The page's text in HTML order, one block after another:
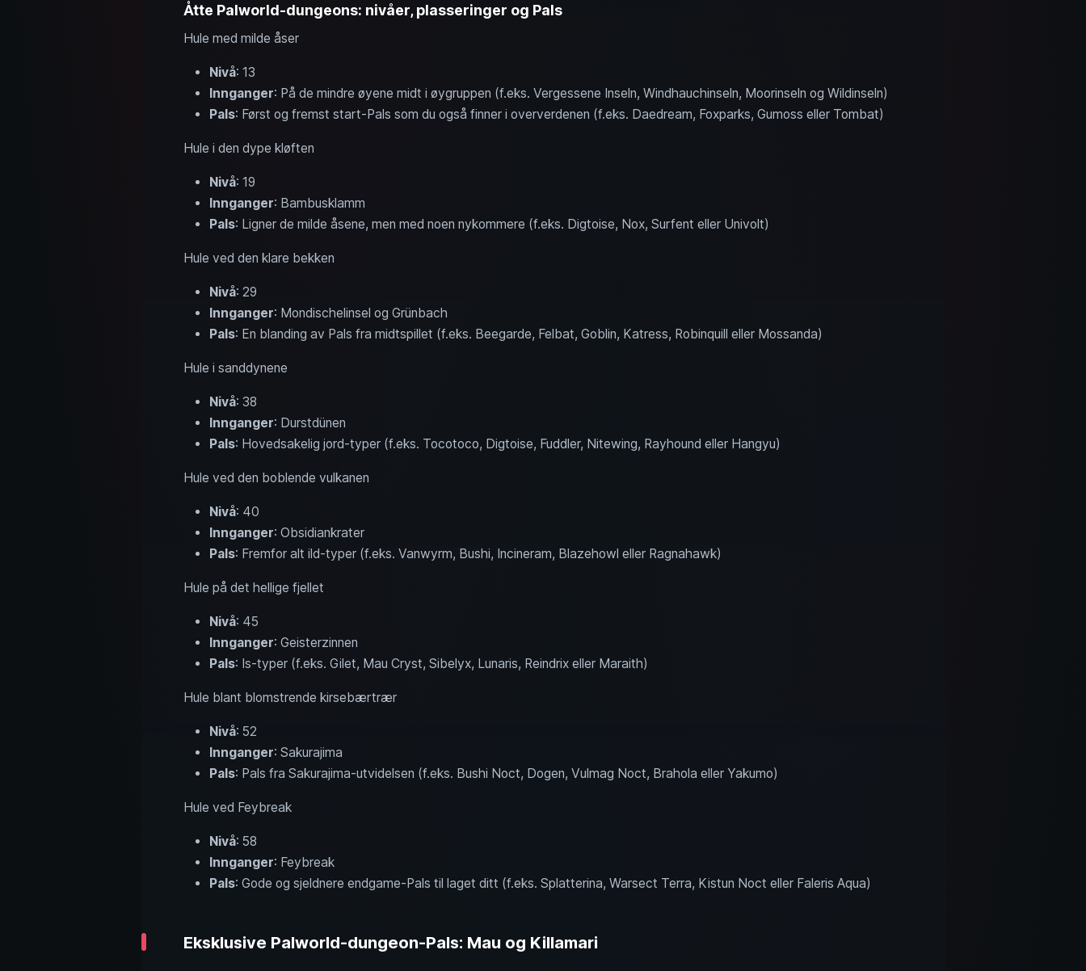
Åtte Palworld-dungeons: nivåer, plasseringer og Pals
Hule med milde åser
Nivå: 13
Innganger: På de mindre øyene midt i øygruppen (f.eks. Vergessene Inseln, Windhauchinseln, Moorinseln og Wildinseln)
Pals: Først og fremst start-Pals som du også finner i oververdenen (f.eks. Daedream, Foxparks, Gumoss eller Tombat)
Hule i den dype kløften
Nivå: 19
Innganger: Bambusklamm
Pals: Ligner de milde åsene, men med noen nykommere (f.eks. Digtoise, Nox, Surfent eller Univolt)
Hule ved den klare bekken
Nivå: 29
Innganger: Mondischelinsel og Grünbach
Pals: En blanding av Pals fra midtspillet (f.eks. Beegarde, Felbat, Goblin, Katress, Robinquill eller Mossanda)
Hule i sanddynene
Nivå: 38
Innganger: Durstdünen
Pals: Hovedsakelig jord-typer (f.eks. Tocotoco, Digtoise, Fuddler, Nitewing, Rayhound eller Hangyu)
Hule ved den boblende vulkanen
Nivå: 40
Innganger: Obsidiankrater
Pals: Fremfor alt ild-typer (f.eks. Vanwyrm, Bushi, Incineram, Blazehowl eller Ragnahawk)
Hule på det hellige fjellet
Nivå: 45
Innganger: Geisterzinnen
Pals: Is-typer (f.eks. Gilet, Mau Cryst, Sibelyx, Lunaris, Reindrix eller Maraith)
Hule blant blomstrende kirsebærtrær
Nivå: 52
Innganger: Sakurajima
Pals: Pals fra Sakurajima-utvidelsen (f.eks. Bushi Noct, Dogen, Vulmag Noct, Brahola eller Yakumo)
Hule ved Feybreak
Nivå: 58
Innganger: Feybreak
Pals: Gode og sjeldnere endgame-Pals til laget ditt (f.eks. Splatterina, Warsect Terra, Kistun Noct eller Faleris Aqua)
Eksklusive Palworld-dungeon-Pals: Mau og Killamari